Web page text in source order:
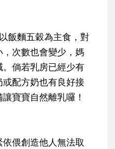
飯麵五穀為主食，對
次數也會變少，媽
倘若乳房已經少有
配方奶也有良好接
寶寶自然離乳囉！
偎創造他人無法取